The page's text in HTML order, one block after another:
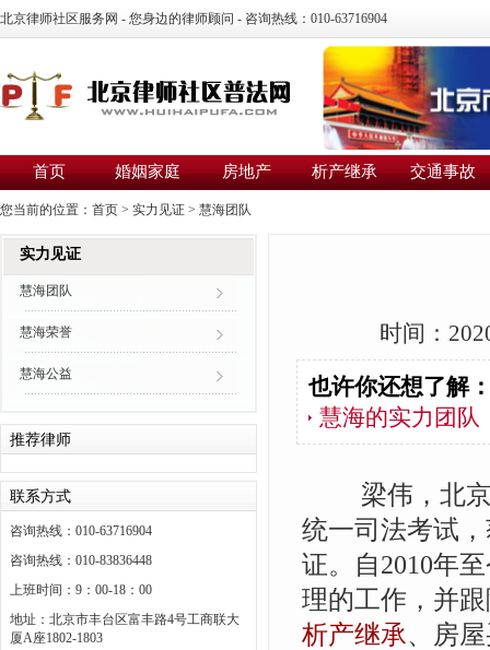
北京律师社区服务网 - 您身边的律师顾问 - 咨询热线：010-63716904
首页 婚姻家庭 房地产 析产继承 交通事故
您当前的位置： 首页 > 实力见证 > 慧海团队
时间：
也许你还想了解
慧海的实力团队
梁伟，北京
统一司法考试
证。自2010年
理的工作，并
析产继承、房
实力见证
慧海团队
慧海荣誉
慧海公益
推荐律师
联系方式
咨询热线：010-63716904
咨询热线：010-83836448
上班时间：9：00-18：00
地址：北京市丰台区富丰路4号工商联大
厦A座1802-1803